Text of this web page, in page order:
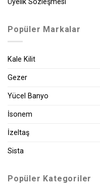
Popüler Markalar
Kale Kilit
Gezer
Yücel Banyo
İsonem
İzeltaş
Sista
Popüler Kategoriler